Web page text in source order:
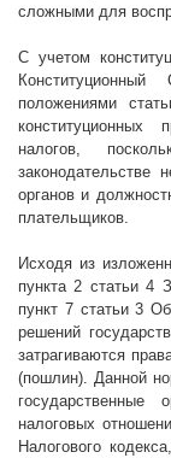
сложными для
С учетом
положениями
конституционных
налогов,
законодательстве
органов и
плательщиков.
Исходя из
пункта 2 статьи 4
пункт 7 статьи 3
решений
затрагиваются
(пошлин). Данной
налоговых
Налогового